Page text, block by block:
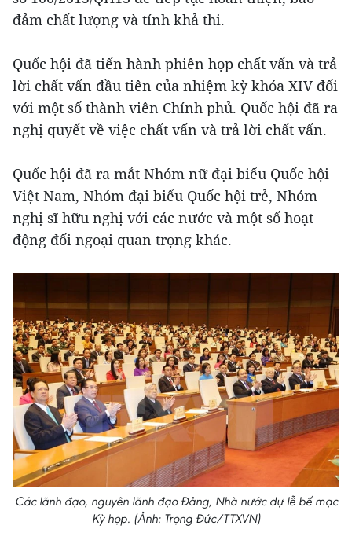
đảm chất lượng và tính khả thi.
Quốc hội đã tiến hành phiên họp chất vấn và trả
lời chất vấn đầu tiên của nhiệm kỳ khóa XIV đối
với một số thành viên Chính phủ. Quốc hội đã ra
nghị quyết về việc chất vấn và trả lời chất vấn.
Quốc hội đã ra mắt Nhóm nữ đại biểu Quốc hội
Việt Nam, Nhóm đại biểu Quốc hội trẻ, Nhóm
nghị sĩ hữu nghị với các nước và một số hoạt
động đối ngoại quan trọng khác.
Các lãnh đạo, nguyên lãnh đạo Đảng, Nhà nước dự lễ bế mạc
Kỳ họp. (Ảnh: Trọng Đức/TTXVN)